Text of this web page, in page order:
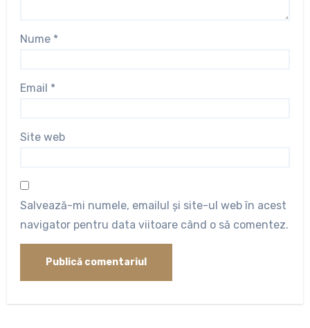
Nume *
Email *
Site web
Salvează-mi numele, emailul și site-ul web în acest
navigator pentru data viitoare când o să comentez.